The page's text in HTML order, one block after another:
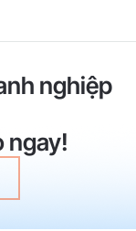
nghiệp
ngay!